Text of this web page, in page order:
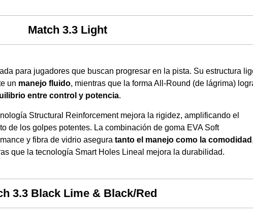
Match 3.3 Light
para jugadores que buscan progresar en la pista. Su estructura
un manejo fluido, mientras que la forma All-Round (de lágrima)
entre control y potencia.
Structural Reinforcement mejora la rigidez, amplificando el
de los golpes potentes. La combinación de goma EVA Soft
y fibra de vidrio asegura tanto el manejo como la comodidad
que la tecnología Smart Holes Lineal mejora la durabilidad.
3.3 Black Lime & Black/Red